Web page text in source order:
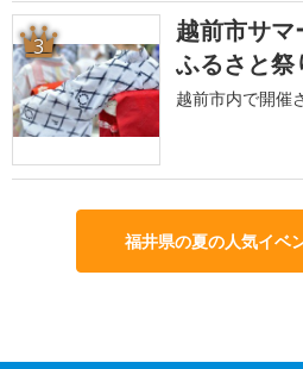
3
越前市サ
ふるさと
越前市内で開催
福井県の夏の人気イベ